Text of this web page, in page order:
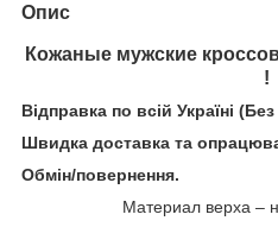
Опис
Кожаные мужские
!
Відправка по всій Україні
Швидка доставка та
Обмін/повернення.
Материал верха –